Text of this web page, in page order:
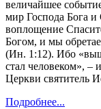
величайшее
мир Господа Бога
воплощение
Богом, и мы
(Ин. 1:12). Ибо
стал человеком», –
Церкви святитель
Подробнее...